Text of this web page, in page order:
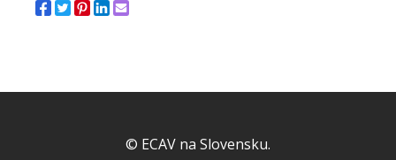
© ECAV na Slovensku.